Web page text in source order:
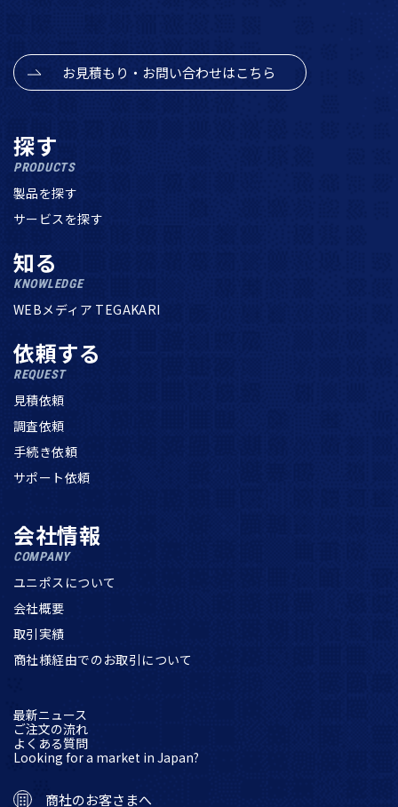
お見積もり・お問い合わせはこちら
探す
PRODUCTS
製品を探す
サービスを探す
知る
KNOWLEDGE
WEBメディア TEGAKARI
依頼する
REQUEST
見積依頼
調査依頼
手続き依頼
サポート依頼
会社情報
COMPANY
ユニポスについて
会社概要
取引実績
商社様経由でのお取引について
最新ニュース
ご注文の流れ
よくある質問
Looking for a market in Japan?
商社のお客さまへ